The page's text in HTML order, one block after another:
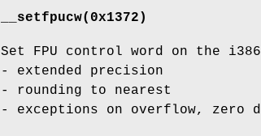
__setfpucw(0x1372)
Set FPU control word on the
- extended precision
- rounding to nearest
- exceptions on overflow, zero